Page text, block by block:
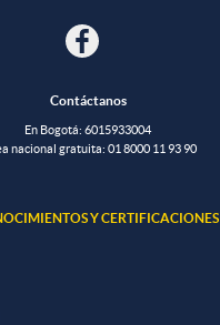
Contáctanos
En Bogotá: 6015933004
nacional gratuita: 01 8000 11 93 90
Y CERTIFICACIONES